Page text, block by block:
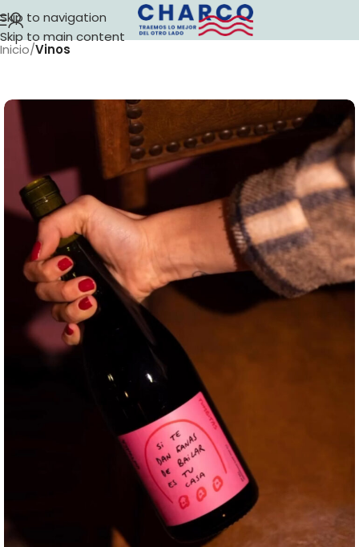
Skip to navigation
Skip to main content
Inicio Vinos